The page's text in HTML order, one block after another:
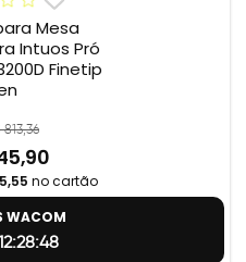
Mesa
Intuos Pró
Finetip
no cartão
WACOM